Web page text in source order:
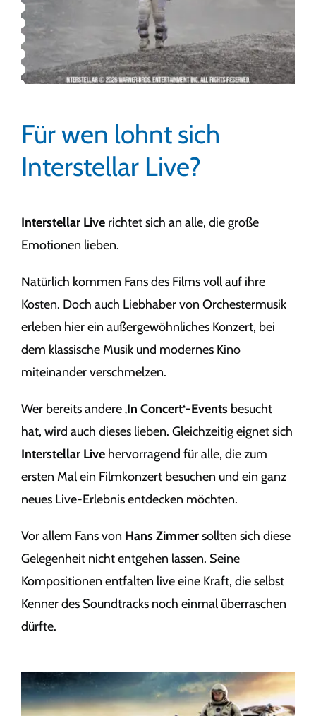
Für wen lohnt sich
Interstellar Live?
Interstellar Liverichtet sich an alle, die große
Emotionen lieben.
Natürlich kommen Fans des Films voll auf ihre
Kosten. Doch auch Liebhaber von Orchestermusik
erleben hier ein außergewöhnliches Konzert, bei
dem klassische Musik und modernes Kino
miteinander verschmelzen.
Wer bereits andere ‚In Concert‘-Events besucht
hat, wird auch dieses lieben. Gleichzeitig eignet sich
Interstellar Livehervorragend für alle, die zum
ersten Mal ein Filmkonzert besuchen und ein ganz
neues Live-Erlebnis entdecken möchten.
Vor allem Fans von Hans Zimmersollten sich diese
Gelegenheit nicht entgehen lassen. Seine
Kompositionen entfalten live eine Kraft, die selbst
Kenner des Soundtracks noch einmal überraschen
dürfte.